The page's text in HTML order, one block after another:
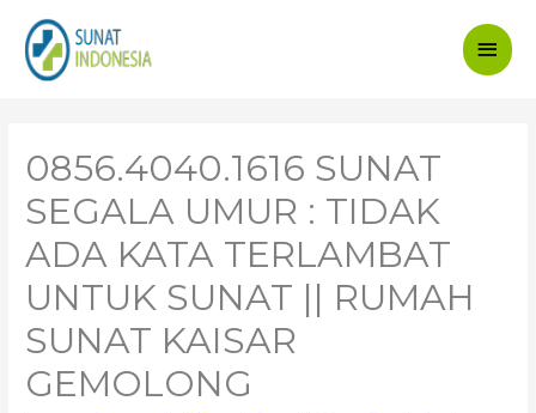
Main
0856.4040.1616 SUNAT
SEGALA UMUR : TIDAK
ADA KATA TERLAMBAT
UNTUK SUNAT || RUMAH
SUNAT KAISAR
GEMOLONG